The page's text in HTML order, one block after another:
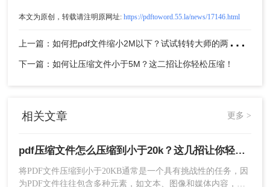
PDF文件，选择压缩选项，即可在线完成压缩。虽
然在线工具的压缩效果可能略逊于专业软件，但对
于一般用户来说已经足够满足需求。下面以转转大
师在线PDF压缩操作为例。
http://pdftoword.55.la/compress-pdf/
本文为原创，转载请注明原网址: https://pdftoword.55.la/news/17146.html
上
一篇：如何把pdf文件缩小2M以下？试试转转大师的两种压缩方式！
下一篇：如何让压缩文件小于5M？这二招让你轻松压缩！
相关文章 更多 >
pdf压缩文件怎么压缩到小于20k？这几招让你轻松压缩！
将PDF文件压缩到小于20KB通常是一个具有挑战性的任务，因
为PDF文件往往包含多种元素，如文本、图像和媒体内容，这